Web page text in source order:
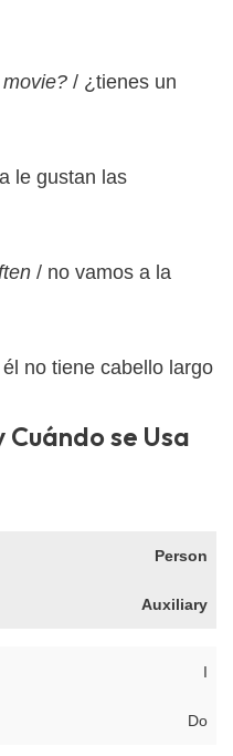
/ ¿tienes un
le gustan las
/ no vamos a la
no tiene cabello largo
Cuándo se Usa
Person
Auxiliary
I
Do